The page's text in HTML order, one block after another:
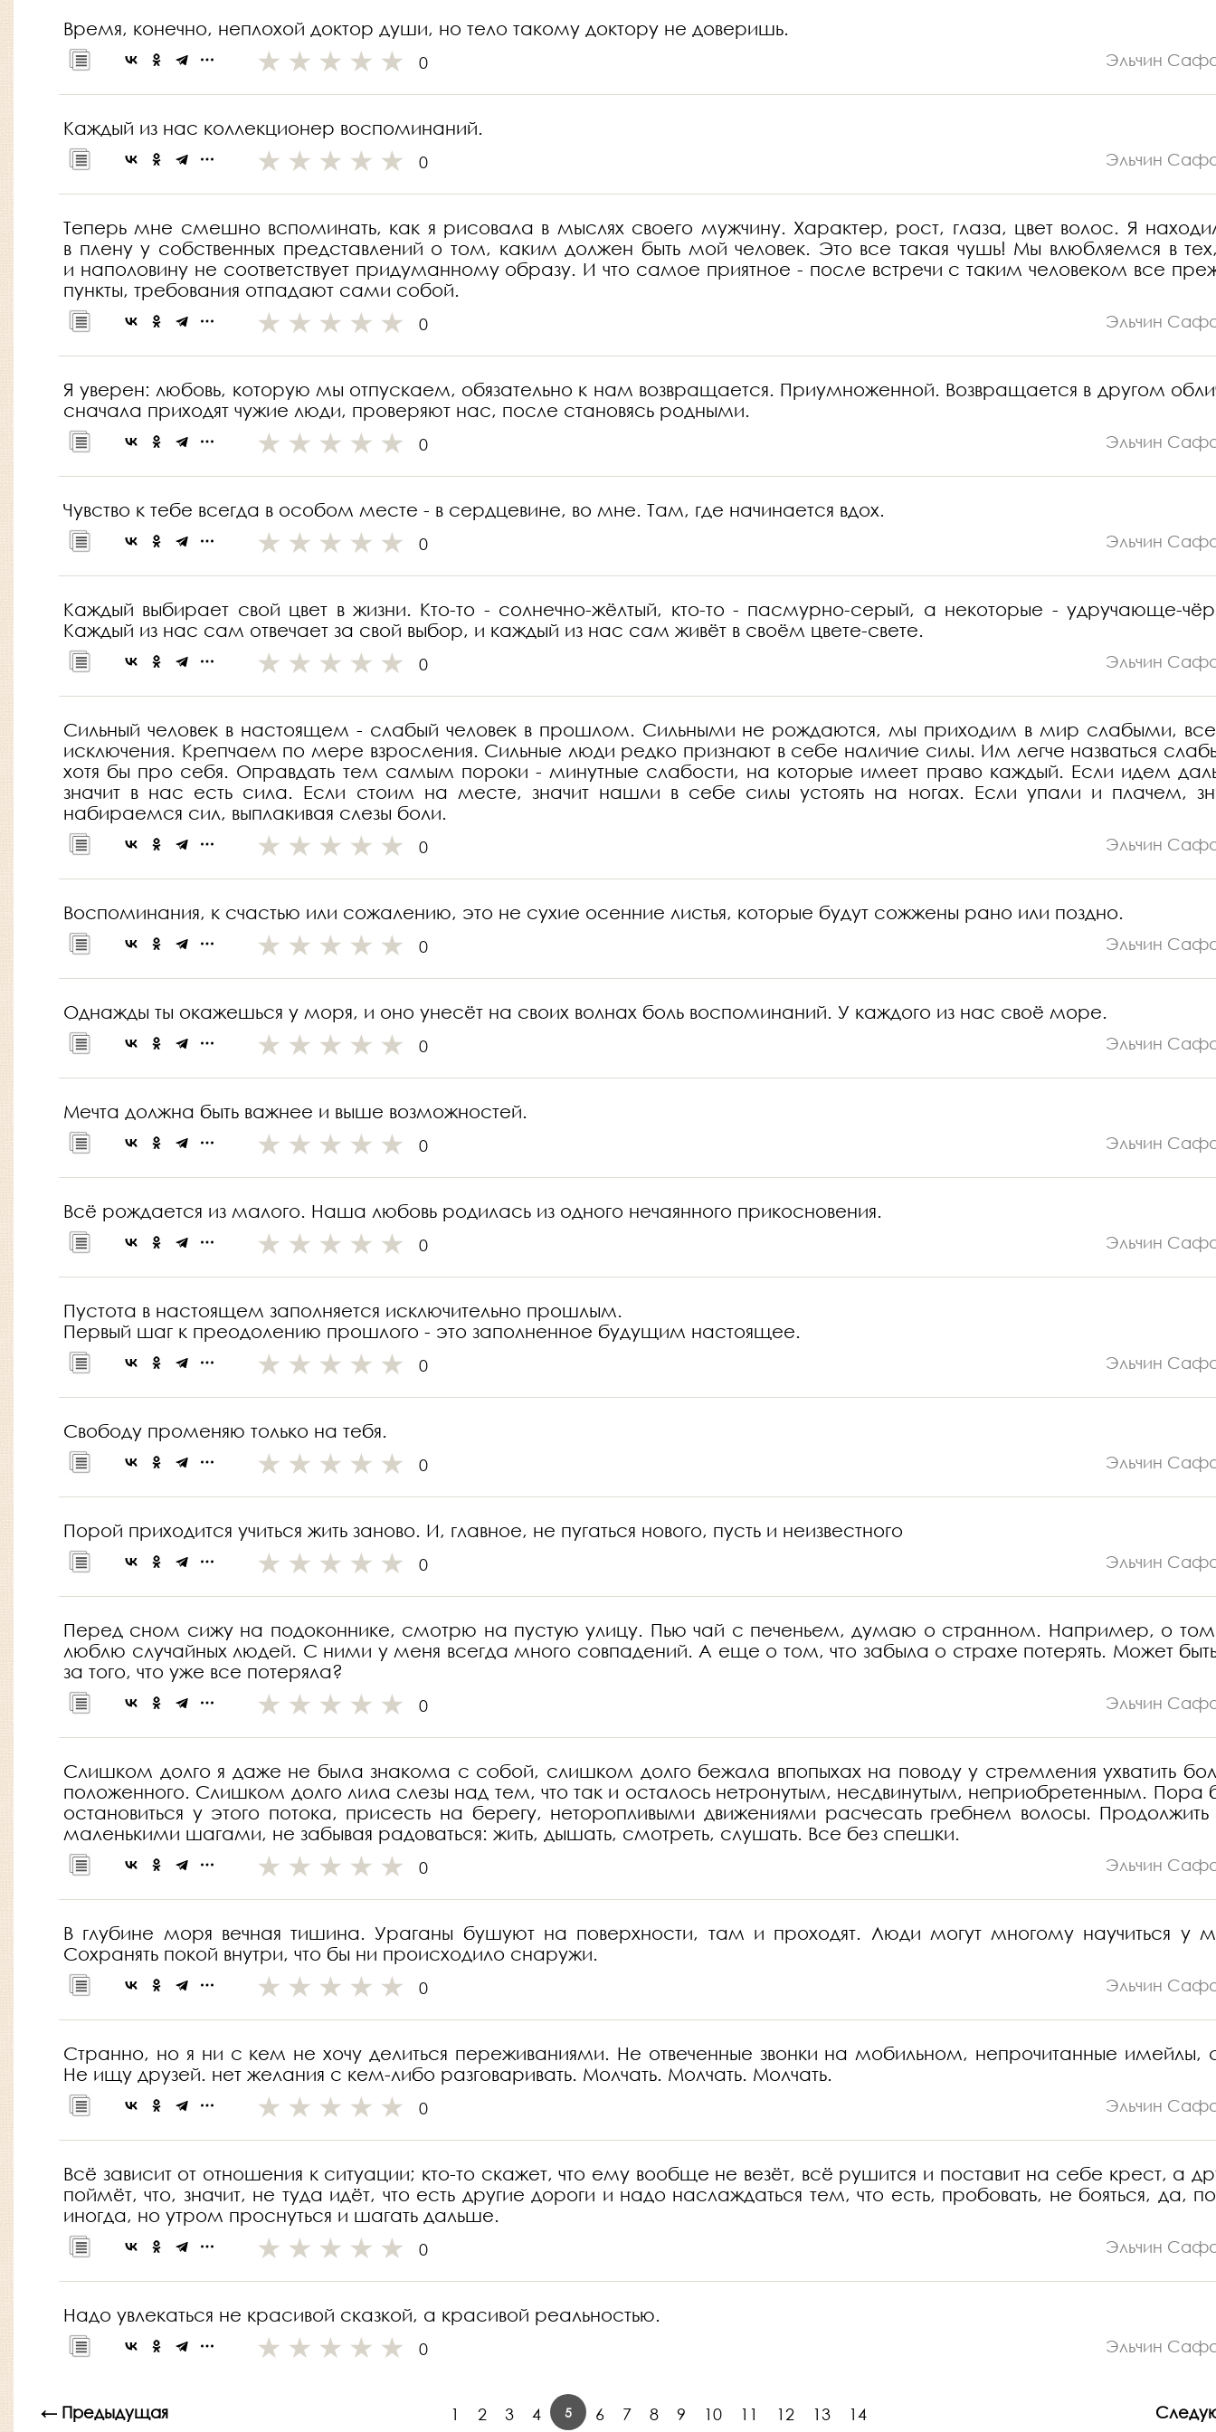
Время, конечно, неплохой доктор души, но тело такому доктору не доверишь.
0 Эльчин
Каждый из нас коллекционер воспоминаний.
0 Эльчин
Теперь мне смешно вспоминать, как я рисовала в мыслях своего мужчину. Характер, рост, глаза, цвет волос. Я
в плену у собственных представлений о том, каким должен быть мой человек. Это все такая чушь! Мы влюбляемся в
и наполовину не соответствует придуманному образу. И что самое приятное - после встречи с таким человеком все
пункты, требования отпадают сами собой.
0 Эльчин
Я уверен: любовь, которую мы отпускаем, обязательно к нам возвращается. Приумноженной. Возвращается в другом
сначала приходят чужие люди, проверяют нас, после становясь родными.
0 Эльчин
Чувство к тебе всегда в особом месте - в сердцевине, во мне. Там, где начинается вдох.
0 Эльчин
Каждый выбирает свой цвет в жизни. Кто-то - солнечно-жёлтый, кто-то - пасмурно-серый, а некоторые - удручающе-
Каждый из нас сам отвечает за свой выбор, и каждый из нас сам живёт в своём цвете-свете.
0 Эльчин
Сильный человек в настоящем - слабый человек в прошлом. Сильными не рождаются, мы приходим в мир слабыми,
исключения. Крепчаем по мере взросления. Сильные люди редко признают в себе наличие силы. Им легче назваться
хотя бы про себя. Оправдать тем самым пороки - минутные слабости, на которые имеет право каждый. Если идем
значит в нас есть сила. Если стоим на месте, значит нашли в себе силы устоять на ногах. Если упали и плачем,
набираемся сил, выплакивая слезы боли.
0 Эльчин
Воспоминания, к счастью или сожалению, это не сухие осенние листья, которые будут сожжены рано или поздно.
0 Эльчин
Однажды ты окажешься у моря, и оно унесёт на своих волнах боль воспоминаний. У каждого из нас своё море.
0 Эльчин
Мечта должна быть важнее и выше возможностей.
0 Эльчин
Всё рождается из малого. Наша любовь родилась из одного нечаянного прикосновения.
0 Эльчин
Пустота в настоящем заполняется исключительно прошлым.
Первый шаг к преодолению прошлого - это заполненное будущим настоящее.
0 Эльчин
Свободу променяю только на тебя.
0 Эльчин
Порой приходится учиться жить заново. И, главное, не пугаться нового, пусть и неизвестного
0 Эльчин
Перед сном сижу на подоконнике, смотрю на пустую улицу. Пью чай с печеньем, думаю о странном. Например, о
люблю случайных людей. С ними у меня всегда много совпадений. А еще о том, что забыла о страхе потерять. Может
за того, что уже все потеряла?
0 Эльчин
Слишком долго я даже не была знакома с собой, слишком долго бежала впопыхах на поводу у стремления ухватить
положенного. Слишком долго лила слезы над тем, что так и осталось нетронутым, несдвинутым, неприобретенным. Пора
остановиться у этого потока, присесть на берегу, неторопливыми движениями расчесать гребнем волосы. Продолжить
маленькими шагами, не забывая радоваться: жить, дышать, смотреть, слушать. Все без спешки.
0 Эльчин
В глубине моря вечная тишина. Ураганы бушуют на поверхности, там и проходят. Люди могут многому научиться у
Сохранять покой внутри, что бы ни происходило снаружи.
0 Эльчин
Странно, но я ни с кем не хочу делиться переживаниями. Не отвеченные звонки на мобильном, непрочитанные имейлы,
Не ищу друзей. нет желания с кем-либо разговаривать. Молчать. Молчать. Молчать.
0 Эльчин
Всё зависит от отношения к ситуации; кто-то скажет, что ему вообще не везёт, всё рушится и поставит на себе крест, а
поймёт, что, значит, не туда идёт, что есть другие дороги и надо наслаждаться тем, что есть, пробовать, не бояться, да,
иногда, но утром проснуться и шагать дальше.
0 Эльчин
Надо увлекаться не красивой сказкой, а красивой реальностью.
0 Эльчин
← Предыдущая 1 2 3 4 5 6 7 8 9 10 11 12 13 14